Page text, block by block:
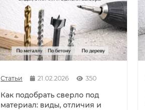
Статьи 21.02.2026 350
Как подобрать сверло под
материал: виды, отличия и